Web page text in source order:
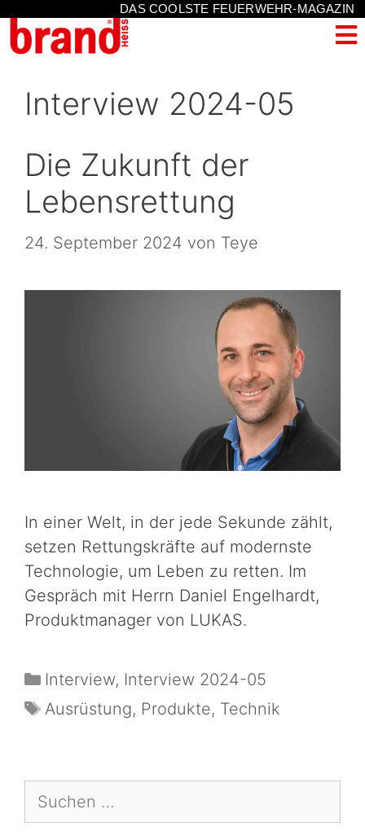
DAS COOLSTE FEUERWEHR-MAGAZIN
Interview 2024-05
Die Zukunft der
Lebensrettung
24. September 2024 von Teye
In einer Welt, in der jede Sekunde zählt,
setzen Rettungskräfte auf modernste
Technologie, um Leben zu retten. Im
Gespräch mit Herrn Daniel Engelhardt,
Produktmanager von LUKAS.
Interview, Interview 2024-05
Ausrüstung, Produkte, Technik